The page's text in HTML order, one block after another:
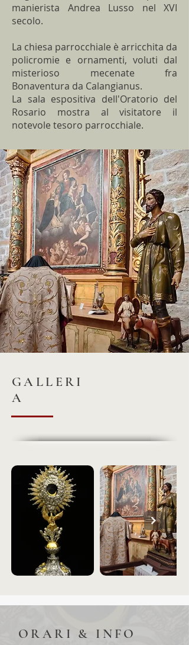
manierista Andrea Lusso nel XVI
secolo.
La chiesa parrocchiale è arricchita da
policromie e ornamenti, voluti dal
misterioso mecenate fra
Bonaventura da Calangianus.
La sala espositiva dell'Oratorio del
Rosario mostra al visitatore il
notevole tesoro parrocchiale.
GALLERI
A
ORARI & INFO